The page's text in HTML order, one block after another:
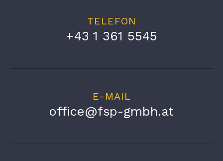
TELEFON
+43 1 361 5545
E-MAIL
office@fsp-gmbh.at